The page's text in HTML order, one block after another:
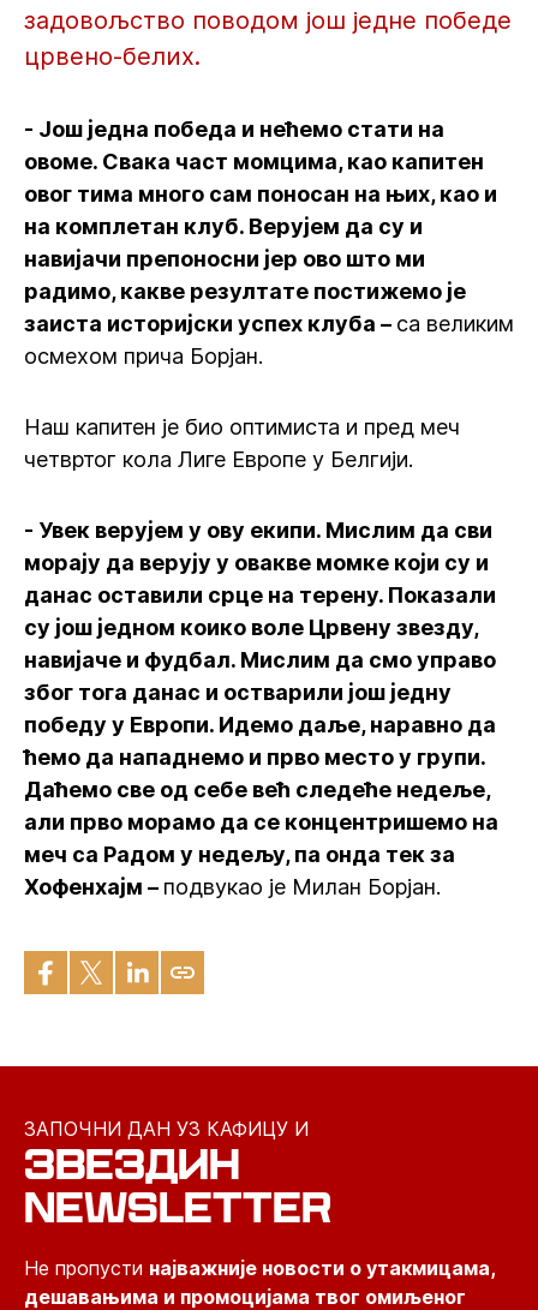
задовољство поводом још једне победе
црвено-белих.
- Још једна победа и нећемо стати на
овоме. Свака част момцима, као капитен
овог тима много сам поносан на њих, као и
на комплетан клуб. Верујем да су и
навијачи препоносни јер ово што ми
радимо, какве резултате постижемо је
заиста историјски успех клуба – са великим
осмехом прича Борјан.
Наш капитен је био оптимиста и пред меч
четвртог кола Лиге Европе у Белгији.
- Увек верујем у ову екипи. Мислим да сви
морају да верују у овакве момке који су и
данас оставили срце на терену. Показали
су још једном коико воле Црвену звезду,
навијаче и фудбал. Мислим да смо управо
због тога данас и остварили још једну
победу у Европи. Идемо даље, наравно да
ћемо да нападнемо и прво место у групи.
Даћемо све од себе већ следеће недеље,
али прво морамо да се концентришемо на
меч са Радом у недељу, па онда тек за
Хофенхајм – подвукао је Милан Борјан.
ЗАПОЧНИ ДАН УЗ КАФИЦУ И
ЗВЕЗДИН
NEWSLETTER
Не пропусти најважније новости о утакмицама,
дешавањима и промоцијама твог омиљеног